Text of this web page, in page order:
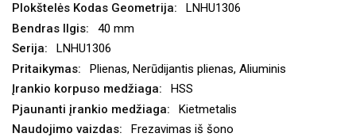
LNHU1306
40 mm
LNHU1306
Plienas, Nerūdijantis plienas, Aliuminis
HSS
Kietmetalis
Frezavimas iš šono